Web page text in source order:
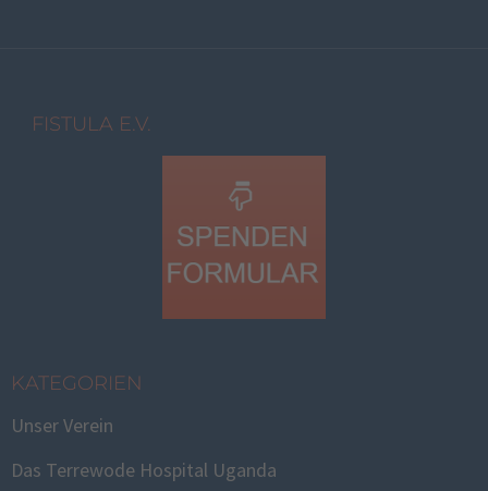
FISTULA E.V.
KATEGORIEN
Unser Verein
Das Terrewode Hospital Uganda